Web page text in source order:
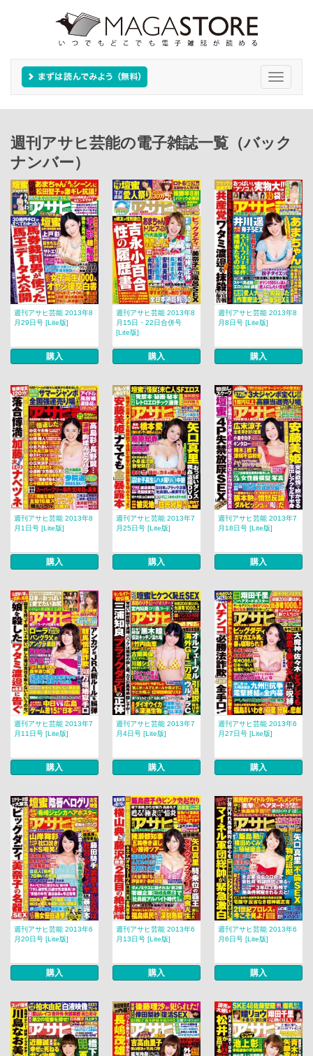
Toggle
週刊アサヒ芸能の電子雑誌一覧（バック
ナンバー）
週刊アサヒ芸能 2013年8
月29日号 [Lite版]
購入
週刊アサヒ芸能 2013年8
月15日・22日合併号
[Lite版]
購入
週刊アサヒ芸能 2013年8
月8日号 [Lite版]
購入
週刊アサヒ芸能 2013年8
月1日号 [Lite版]
購入
週刊アサヒ芸能 2013年7
月25日号 [Lite版]
購入
週刊アサヒ芸能 2013年7
月18日号 [Lite版]
購入
週刊アサヒ芸能 2013年7
月11日号 [Lite版]
購入
週刊アサヒ芸能 2013年7
月4日号 [Lite版]
購入
週刊アサヒ芸能 2013年6
月27日号 [Lite版]
購入
週刊アサヒ芸能 2013年6
月20日号 [Lite版]
購入
週刊アサヒ芸能 2013年6
月13日号 [Lite版]
購入
週刊アサヒ芸能 2013年6
月6日号 [Lite版]
購入